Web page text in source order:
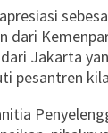
dari
Jakarta
pesantren